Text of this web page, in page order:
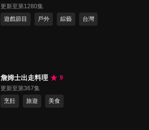
更新至第1280集
遊戲節目
戶外 綜藝 台灣
詹姆士出走料理
9
更新至第367集
烹飪
旅遊 美食